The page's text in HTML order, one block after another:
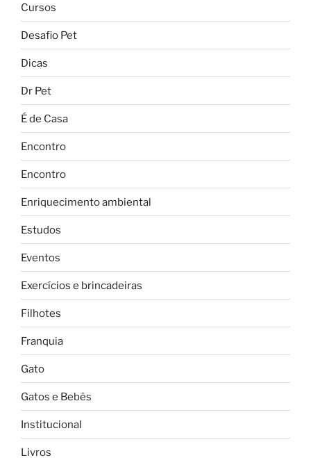
Cursos
Desafio Pet
Dicas
Dr Pet
É de Casa
Encontro
Encontro
Enriquecimento ambiental
Estudos
Eventos
Exercícios e brincadeiras
Filhotes
Franquia
Gato
Gatos e Bebês
Institucional
Livros